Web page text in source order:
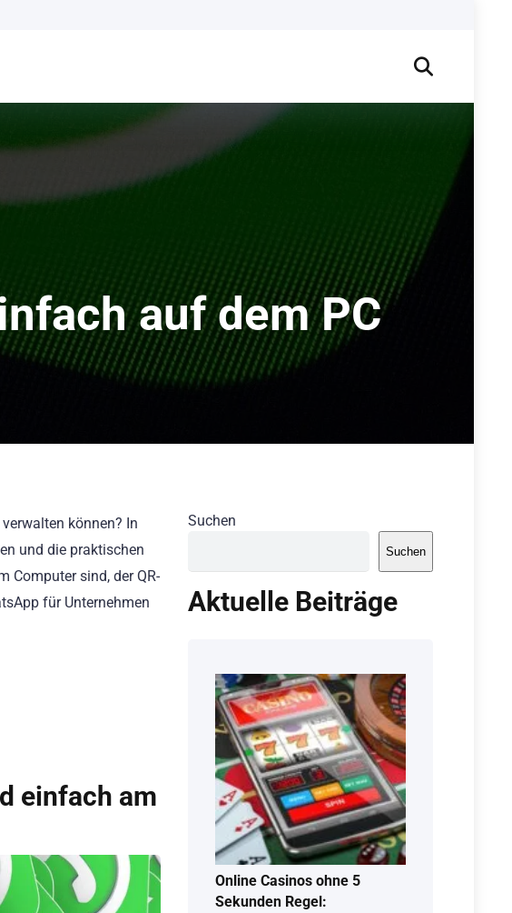
auf dem PC
können? In
und die praktischen
Computer sind, der QR-
für Unternehmen
einfach am
Suchen
Suchen
Aktuelle Beiträge
Online Casinos ohne 5
Sekunden Regel: